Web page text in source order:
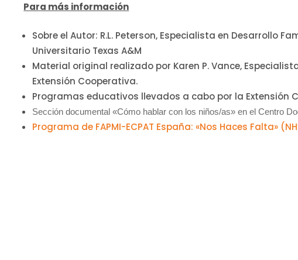
Para más información
Sobre el Autor: R.L. Peterson, Especialista en Desarrollo
Universitario Texas A&M
Material original realizado por Karen P. Vance,
Extensión Cooperativa.
Programas educativos llevados a cabo por la Extensión
Sección documental «Cómo hablar con los niños/as» en el Centro
Programa de FAPMI-ECPAT España: «Nos Haces Falta»